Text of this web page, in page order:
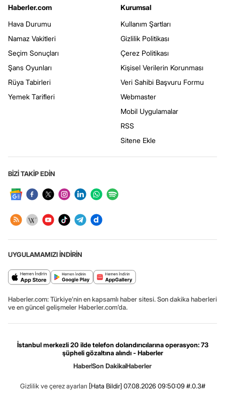
Haberler.com
Hava Durumu
Namaz Vakitleri
Seçim Sonuçları
Şans Oyunları
Rüya Tabirleri
Yemek Tarifleri
Kurumsal
Kullanım Şartları
Gizlilik Politikası
Çerez Politikası
Kişisel Verilerin Korunması
Veri Sahibi Başvuru Formu
Webmaster
Mobil Uygulamalar
RSS
Sitene Ekle
BİZİ TAKİP EDİN
UYGULAMAMIZI İNDİRİN
Haberler.com: Türkiye’nin en kapsamlı haber sitesi. Son dakika haberleri
ve en güncel gelişmeler Haberler.com’da.
İstanbul merkezli 20 ilde telefon dolandırıcılarına operasyon: 73
şüpheli gözaltına alındı - Haberler
HaberSon DakikaHaberler
Gizlilik ve çerez ayarları [Hata Bildir] 07.08.2026 09:50:09 #.0.3#